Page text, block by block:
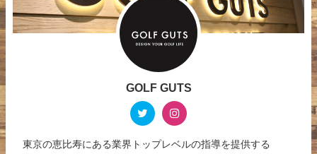
GOLF GUTS
東京の恵比寿にある業界トップレベルの指導を提供する